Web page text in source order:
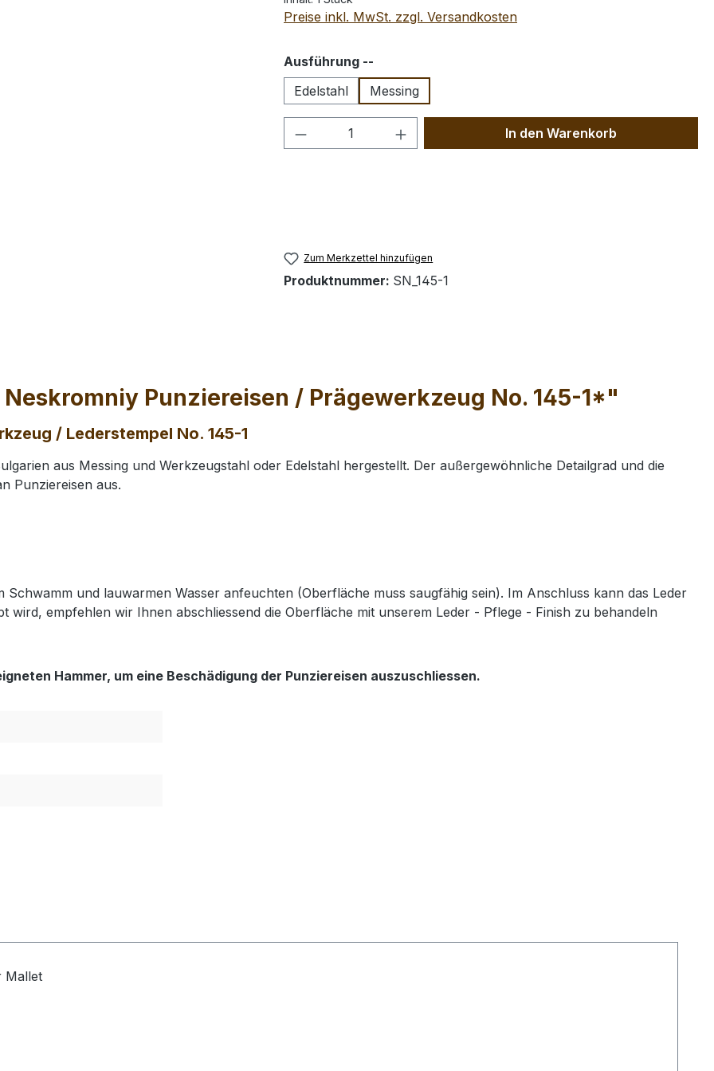
Preise inkl. MwSt. zzgl. Versandkosten
Ausführung --
Edelstahl
Messing
Produkt Anzahl: Gib den gewünschten Wert
In den Warenkorb
Zum Merkzettel hinzufügen
Produktnummer: SN_145-1
Punziereisen / Prägewerkzeug No. 145-1*"
/ Lederstempel No. 145-1
aus Messing und Werkzeugstahl oder Edelstahl hergestellt. Der außergewöhnliche Detailgrad und die
Punziereisen aus.
und lauwarmen Wasser anfeuchten (Oberfläche muss saugfähig sein). Im Anschluss kann das Leder
wird, empfehlen wir Ihnen abschliessend die Oberfläche mit unserem Leder - Pflege - Finish zu behandeln
Hammer, um eine Beschädigung der Punziereisen auszuschliessen.